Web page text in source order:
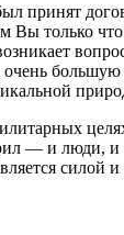
принят
только
— и люди,
силой